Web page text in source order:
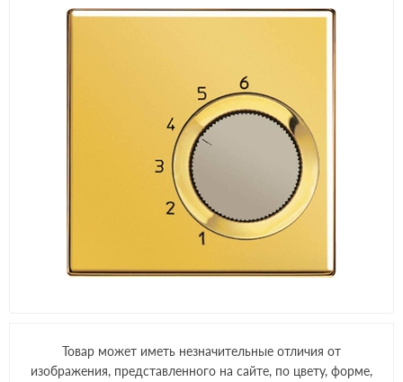
Товар может иметь незначительные отличия от
изображения, представленного на сайте, по цвету, форме,